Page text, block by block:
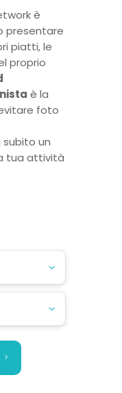
è
presentare
piatti, le
proprio
è la
foto
un
tua attività